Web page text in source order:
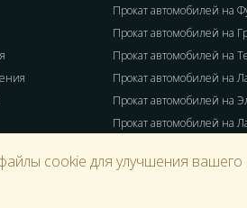
Прокат автомобилей на
Прокат автомобилей на
Прокат автомобилей на
Прокат автомобилей на
Прокат автомобилей на
Прокат автомобилей на
cookie для улучшения